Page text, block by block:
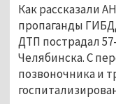
Как рассказали
пропаганды
ДТП пострадал
Челябинска. С
позвоночника и